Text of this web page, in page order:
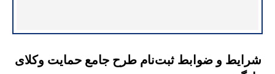
شرایط و ضوابط ثبت‌نام طرح جامع حمایت وکلای